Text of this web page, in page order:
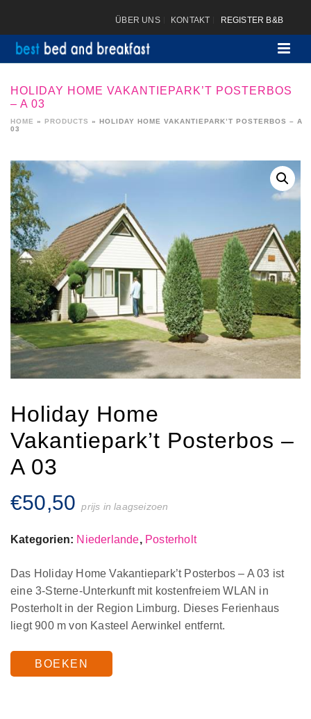
ÜBER UNS KONTAKT REGISTER B&B
HOLIDAY HOME VAKANTIEPARK’T POSTERBOS
– A 03
HOME » PRODUCTS » HOLIDAY HOME VAKANTIEPARK’T POSTERBOS – A
03
Holiday Home
Vakantiepark’t Posterbos –
A 03
€50,50 prijs in laagseizoen
Kategorien: Niederlande, Posterholt
Das Holiday Home Vakantiepark’t Posterbos – A 03 ist
eine 3-Sterne-Unterkunft mit kostenfreiem WLAN in
Posterholt in der Region Limburg. Dieses Ferienhaus
liegt 900 m von Kasteel Aerwinkel entfernt.
BOEKEN